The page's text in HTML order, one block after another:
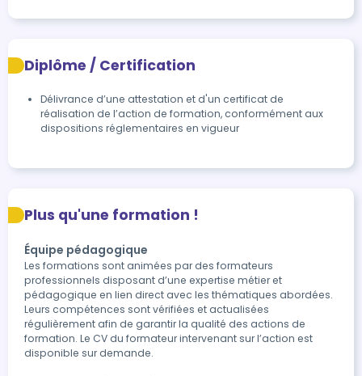
Diplôme / Certification
Délivrance d’une attestation et d'un certificat de
réalisation de l’action de formation, conformément aux
dispositions réglementaires en vigueur
Plus qu'une formation !
Équipe pédagogique
Les formations sont animées par des formateurs
professionnels disposant d’une expertise métier et
pédagogique en lien direct avec les thématiques abordées.
Leurs compétences sont vérifiées et actualisées
régulièrement afin de garantir la qualité des actions de
formation. Le CV du formateur intervenant sur l’action est
disponible sur demande.